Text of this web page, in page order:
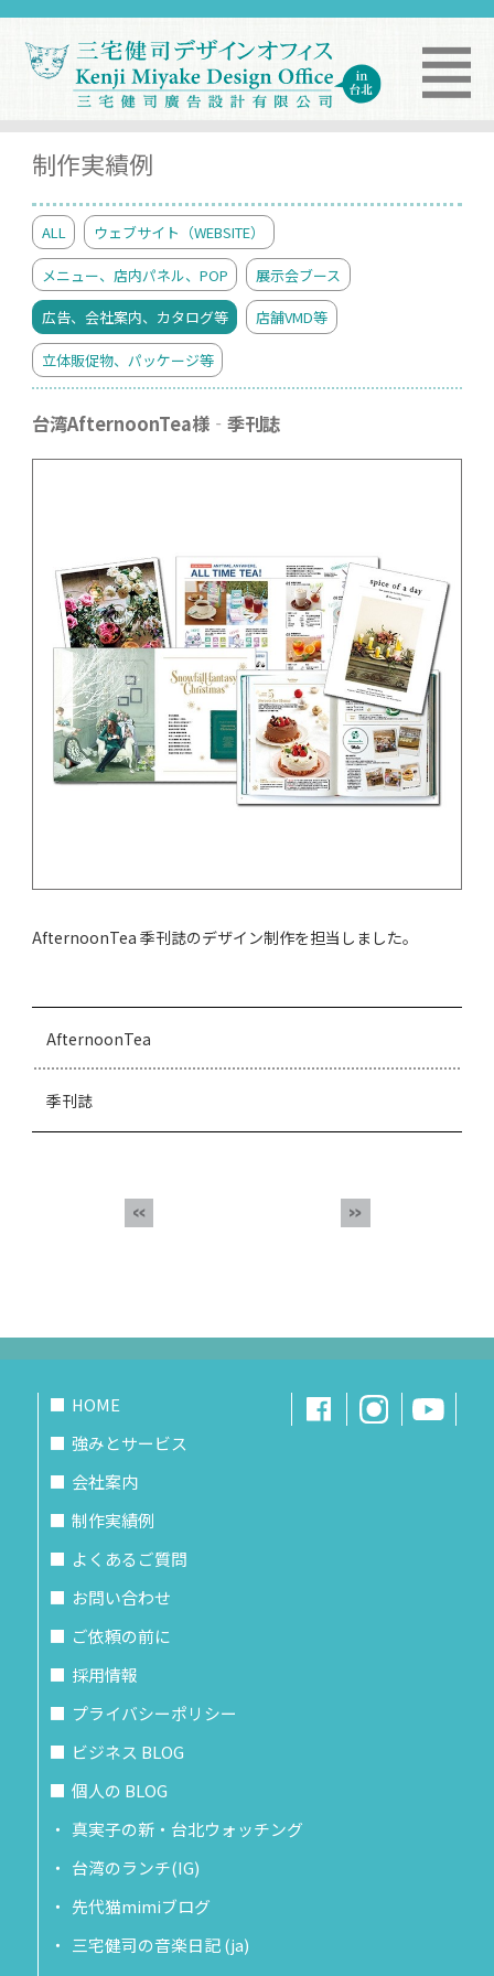
制作実績例
ALL ウェブサイト（WEBSITE）
メニュー、店内パネル、POP 展示会ブース
広告、会社案内、カタログ等 店舗VMD等
立体販促物、パッケージ等
台湾AfternoonTea様‐季刊誌
AfternoonTea 季刊誌のデザイン制作を担当しました。
AfternoonTea
季刊誌
HOME
強みとサービス
会社案内
制作実績例
よくあるご質問
お問い合わせ
ご依頼の前に
採用情報
プライバシーポリシー
ビジネス BLOG
個人の BLOG
真実子の新・台北ウォッチング
台湾のランチ(IG)
先代猫mimiブログ
三宅健司の音楽日記 (ja)